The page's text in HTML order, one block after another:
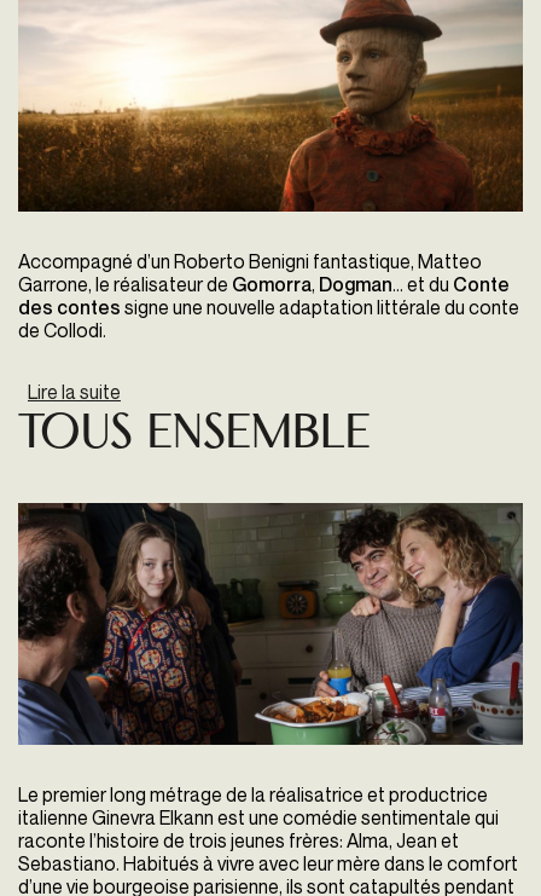
Accompagné d’un Roberto Benigni fantastique, Matteo
Garrone, le réalisateur de Gomorra, Dogman... et du Conte
des contes signe une nouvelle adaptation littérale du conte
de Collodi.
Lire la suite
Tous ensemble
Le premier long métrage de la réalisatrice et productrice
italienne Ginevra Elkann est une comédie sentimentale qui
raconte l’histoire de trois jeunes frères: Alma, Jean et
Sebastiano. Habitués à vivre avec leur mère dans le comfort
d’une vie bourgeoise parisienne, ils sont catapultés pendant